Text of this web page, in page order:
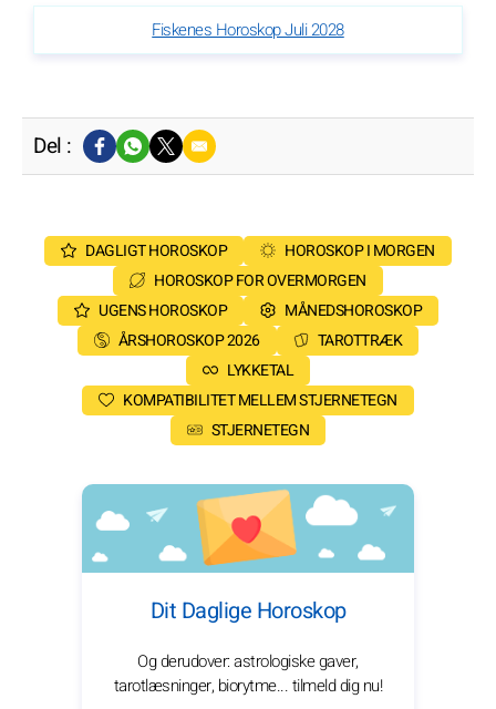
Fiskenes Horoskop Juli 2028
Del :
DAGLIGT HOROSKOP
HOROSKOP I MORGEN
HOROSKOP FOR OVERMORGEN
UGENS HOROSKOP
MÅNEDSHOROSKOP
ÅRSHOROSKOP 2026
TAROTTRÆK
LYKKETAL
KOMPATIBILITET MELLEM STJERNETEGN
STJERNETEGN
Dit Daglige Horoskop
Og derudover: astrologiske gaver,
tarotlæsninger, biorytme... tilmeld dig nu!